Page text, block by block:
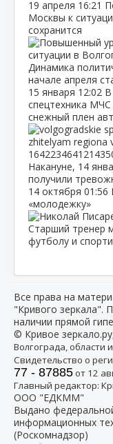
19 апреля 16:21
Москвы к
сохранится
Динамика
начале апреля
15 января 12:02 В
спецтехника
снежный плен
Накануне, 14
получили
14 октября 01:56
«молодежку»
Старший тренер
футболу и
Все права на
"Кривого зеркала".
наличии прямой
© Кривое
Волгограда, области
Свидетельство о
77 - 87885от 12
Главный редактор:
ООО "ЕДКММ"
Выдано
информационных
(Роскомнадзор)